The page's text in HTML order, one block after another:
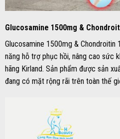
Glucosamine 1500mg &
Glucosamine 1500mg &
năng hỗ trợ phục hồi, nâng cao sức
hãng Kirland. Sản phẩm được sản
đang có mặt rộng rãi trên toàn thế